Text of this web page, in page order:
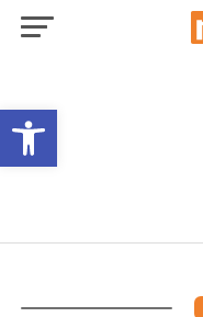
Open toolbar